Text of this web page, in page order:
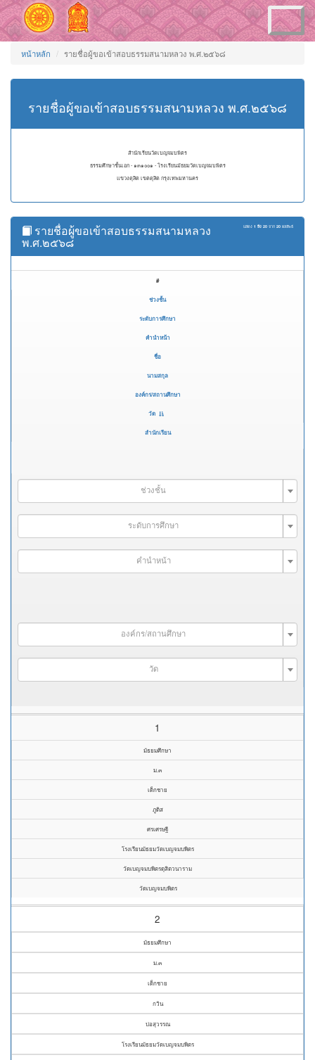
Toggle
navigation
หน้าหลัก รายชื่อผู้ขอเข้าสอบธรรมสนามหลวง พ.ศ.๒๕๖๘
รายชื่อผู้ขอเข้าสอบธรรมสนามหลวง พ.ศ.๒๕๖๘
สำนักเรียนวัดเบญจมบพิตร
ธรรมศึกษาชั้นเอก - ๑๓๑๐๐๑ - โรงเรียนมัธยมวัดเบญจมบพิตร
แขวงดุสิต เขตดุสิต กรุงเทพมหานคร
แสดง 1 ถึง 20 จาก 20 ผลลัพธ์
รายชื่อผู้ขอเข้าสอบธรรมสนามหลวง
พ.ศ.๒๕๖๘
#
ช่วงชั้น
ระดับการศึกษา
คำนำหน้า
ชื่อ
นามสกุล
องค์กร/สถานศึกษา
วัด
สำนักเรียน
ช่วงชั้น
ระดับการศึกษา
คำนำหน้า
องค์กร/สถานศึกษา
วัด
1
มัธยมศึกษา
ม.๓
เด็กชาย
ภูดิส
ศรเศรษฐี
โรงเรียนมัธยมวัดเบญจมบพิตร
วัดเบญจมบพิตรดุสิตวนาราม
วัดเบญจมบพิตร
2
มัธยมศึกษา
ม.๓
เด็กชาย
กวิน
บ่อสุวรรณ
โรงเรียนมัธยมวัดเบญจมบพิตร